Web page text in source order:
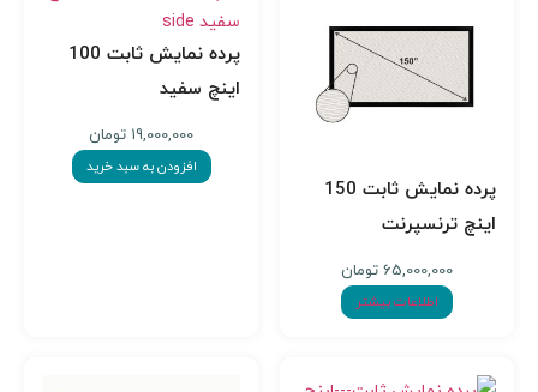
پرده نمایش ثابت 150
اینچ ترنسپرنت
65,000,000 تومان
اطلاعات بیشتر
پرده نمایش ثابت 100
اینچ سفید
19,000,000تومان
افزودن به سبد خرید